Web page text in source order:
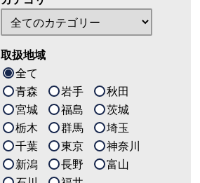
取扱地域
全て
青森
岩手
秋田
宮城
福島
茨城
栃木
群馬
埼玉
千葉
東京
神奈川
新潟
長野
富山